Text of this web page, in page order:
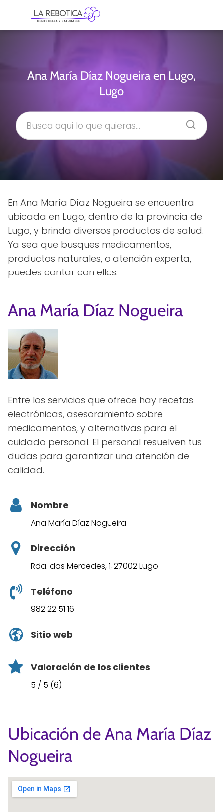
Ana María Díaz Nogueira en Lugo,
Lugo
En Ana María Díaz Nogueira se encuentra
ubicada en Lugo, dentro de la provincia de
Lugo, y brinda diversos productos de salud.
Ya sea que busques medicamentos,
productos naturales, o atención experta,
puedes contar con ellos.
Ana María Díaz Nogueira
Entre los servicios que ofrece hay recetas
electrónicas, asesoramiento sobre
medicamentos, y alternativas para el
cuidado personal. El personal resuelven tus
dudas para garantizar una atención de
calidad.
Nombre
Ana María Díaz Nogueira
Dirección
Rda. das Mercedes, 1, 27002 Lugo
Teléfono
982 22 51 16
Sitio web
Valoración de los clientes
5 / 5 (6)
Ubicación de Ana María Díaz
Nogueira